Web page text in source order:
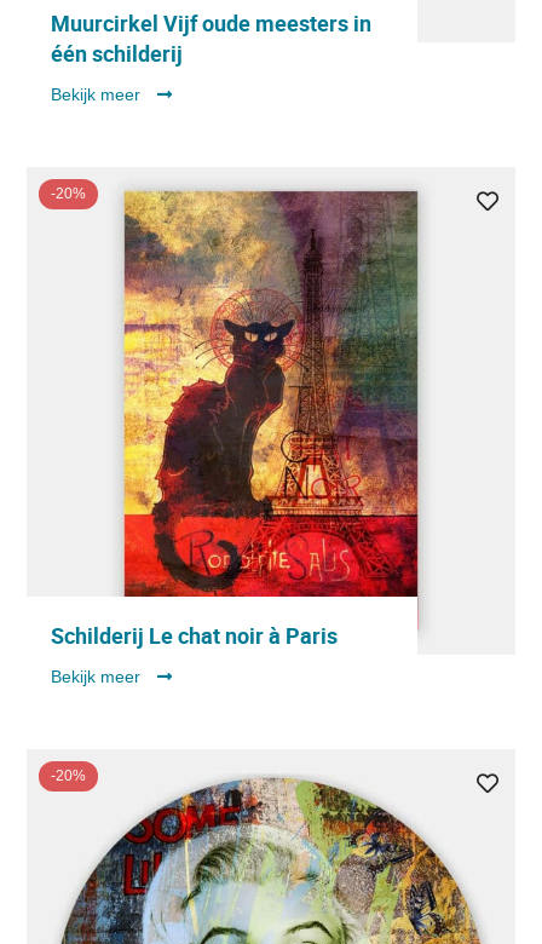
Muurcirkel Vijf oude meesters in
één schilderij
Bekijk meer
-20%
Schilderij Le chat noir à Paris
Bekijk meer
-20%